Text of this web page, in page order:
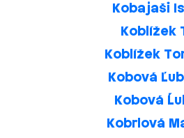
Kobajaši
Koblížek
Koblížek
Kobová
Kobová
Kobrlová